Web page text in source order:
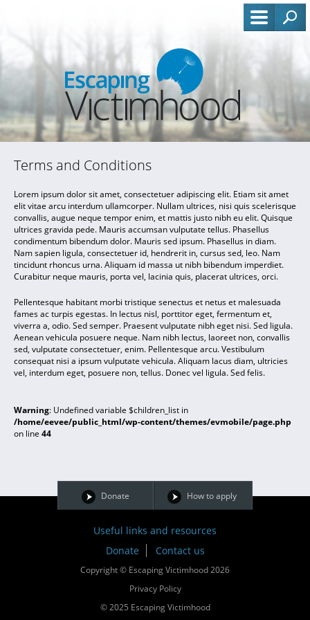
Terms and Conditions
Lorem ipsum dolor sit amet, consectetuer adipiscing elit. Etiam sit amet
elit vitae arcu interdum ullamcorper. Nullam ultrices, nisi quis scelerisque
convallis, augue neque tempor enim, et mattis justo nibh eu elit. Quisque
ultrices gravida pede. Mauris accumsan vulputate tellus. Phasellus
condimentum bibendum dolor. Mauris sed ipsum. Phasellus in diam.
Nam sapien ligula, consectetuer id, hendrerit in, cursus sed, leo. Nam
tincidunt rhoncus urna. Aliquam id massa ut nibh bibendum imperdiet.
Curabitur neque mauris, porta vel, lacinia quis, placerat ultrices, orci.
Pellentesque habitant morbi tristique senectus et netus et malesuada
fames ac turpis egestas. In lectus nisl, porttitor eget, fermentum et,
viverra a, odio. Sed semper. Praesent vulputate nibh eget nisi. Sed ligula.
Aenean vehicula posuere neque. Nam nibh lectus, laoreet non, convallis
sed, vulputate consectetuer, enim. Pellentesque arcu. Vestibulum
consequat nisi a ipsum vulputate vehicula. Aliquam lacus diam, ultricies
vel, interdum eget, posuere non, tellus. Donec vel ligula. Sed felis.
Warning: Undefined variable $children_list in
/home/eevee/public_html/wp-content/themes/evmobile/page.php
on line 44
Donate How to apply
Useful links and resources
Donate
Contact us
Copyright © Escaping Victimhood 2026
Privacy Policy
© 2025 Escaping Victimhood